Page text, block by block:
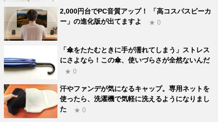
2,000円台でPC音質アップ！ 「高コスパスピーカ
ー」の進化版が出てますよ
★ 0
「傘をたたむときに手が濡れてしまう」ストレス
にさよなら！この傘、使いづらさが全然ないんだ
★ 0
汗やファンデが気になるキャップ。専用ネットを
使ったら、洗濯機で気軽に洗えるようになりまし
た
★ 0